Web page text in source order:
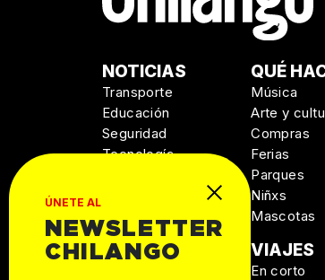
ÚNETE AL
NEWSLETTER
CHILANGO
NOTICIAS
Transporte
Educación
Seguridad
Tecnología
QUÉ
Música
Arte y
Compras
Ferias
Parques
Niñxs
Mascotas
MANUAL DE
VIAJES
En corto